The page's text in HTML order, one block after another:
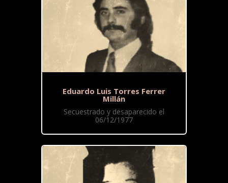
Eduardo Luis Torres Ferrer
Millán
Secuestrado y desaparecido el
06/12/1977